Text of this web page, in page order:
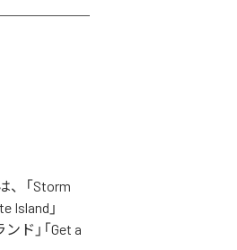
、「Storm
Island」
ド」「Get a